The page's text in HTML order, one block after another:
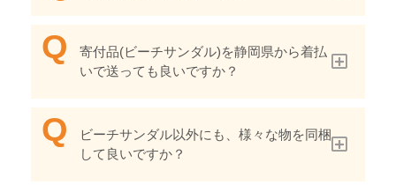
寄付品(ビーチサンダル)を静岡県から着払
いで送っても良いですか？
ビーチサンダル以外にも、様々な物を同梱
して良いですか？